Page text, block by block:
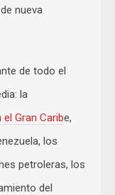
nueva
de todo el
la
Gran Caribe,
los
petroleras, los
del